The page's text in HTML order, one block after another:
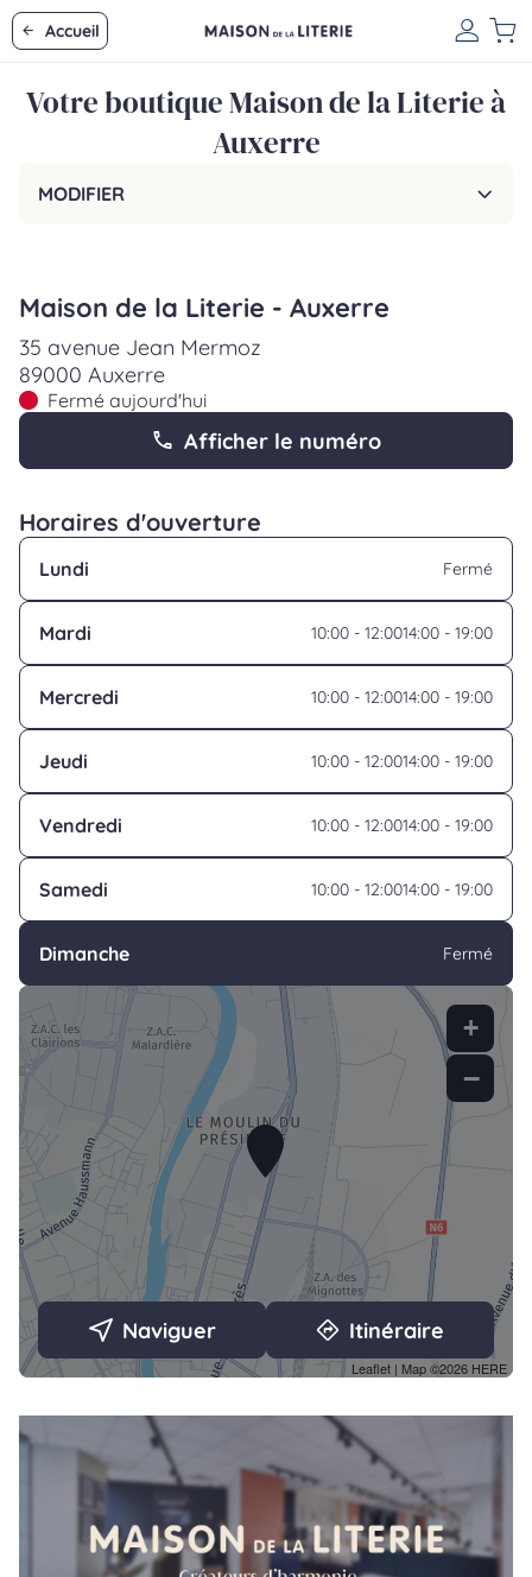
Accueil
Votre boutique Maison de la Literie à
Auxerre
MODIFIER
Maison de la Literie - Auxerre
35 avenue Jean Mermoz
89000 Auxerre
Fermé aujourd'hui
Afficher le numéro
Horaires d'ouverture
Lundi Fermé
Mardi 10:00 - 12:0014:00 - 19:00
Mercredi 10:00 - 12:0014:00 - 19:00
Jeudi 10:00 - 12:0014:00 - 19:00
Vendredi 10:00 - 12:0014:00 - 19:00
Samedi 10:00 - 12:0014:00 - 19:00
Dimanche Fermé
+
−
Leaflet | Map ©2026 HERE
Naviguer Itinéraire